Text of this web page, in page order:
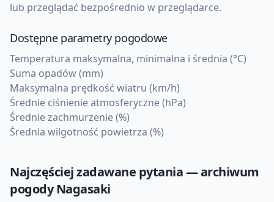
lub przeglądać bezpośrednio w przeglądarce.
Dostępne parametry pogodowe
Temperatura maksymalna, minimalna i średnia (°C)
Suma opadów (mm)
Maksymalna prędkość wiatru (km/h)
Średnie ciśnienie atmosferyczne (hPa)
Średnie zachmurzenie (%)
Średnia wilgotność powietrza (%)
Najczęściej zadawane pytania — archiwum
pogodyNagasaki